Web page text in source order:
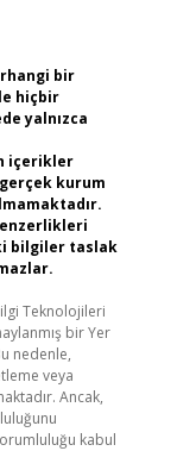
bir
hiçbir
yalnızca
içerikler
kurum
bilgiler taslak
Teknolojileri
bir Yer
nedenle,
veya
Ancak,
kabul